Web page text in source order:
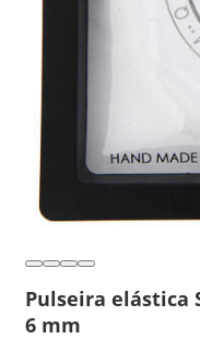
Pulseira elástica
6 mm